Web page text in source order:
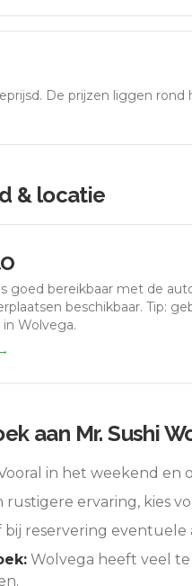
. De prijzen liggen
& locatie
is goed bereikbaar met de
beschikbaar. Tip:
Wolvega.
aan Mr. Sushi
in het weekend en
rustigere ervaring, kies
bij reservering
Wolvega heeft veel